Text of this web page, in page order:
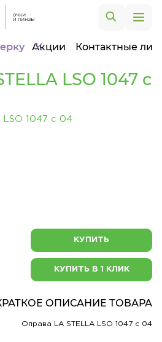
Акции Контактные
LSO 1047 c
КУПИТЬ
КУПИТЬ В 1 КЛИК
ОПИСАНИЕ ТОВАРА
Оправа LA STELLA LSO 1047 c 04